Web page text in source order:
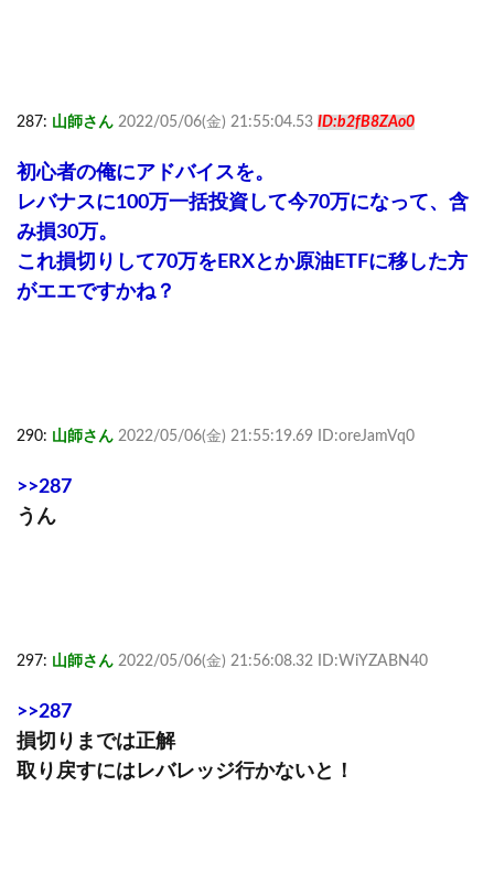
287: 山師さん 2022/05/06(金) 21:55:04.53 ID:b2fB8ZAo0
初心者の俺にアドバイスを。
レバナスに100万一括投資して今70万になって、含
み損30万。
これ損切りして70万をERXとか原油ETFに移した方
がエエですかね？
290: 山師さん 2022/05/06(金) 21:55:19.69 ID:oreJamVq0
>>287
うん
297: 山師さん 2022/05/06(金) 21:56:08.32 ID:WiYZABN40
>>287
損切りまでは正解
取り戻すにはレバレッジ行かないと！